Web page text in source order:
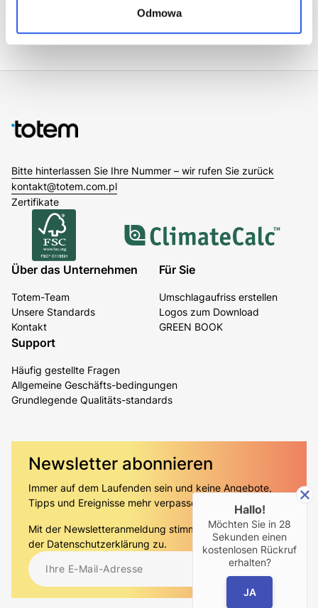
Odmowa
Bitte hinterlassen Sie Ihre Nummer – wir rufen Sie zurück
kontakt@totem.com.pl
Zertifikate
Über das Unternehmen
Totem-Team
Unsere Standards
Kontakt
Für Sie
Umschlagaufriss erstellen
Logos zum Download
GREEN BOOK
Support
Häufig gestellte Fragen
Allgemeine Geschäfts-bedingungen
Grundlegende Qualitäts-standards
Newsletter abonnieren
Immer auf dem Laufenden sein und keine Angebote,
Tipps und Ereignisse mehr verpassen!
Mit der Newsletteranmeldung stimmen Sie gleichzeitig
der Datenschutzerklärung zu.
Hallo!
Möchten Sie in 28
Sekunden einen
kostenlosen Rückruf
erhalten?
JA